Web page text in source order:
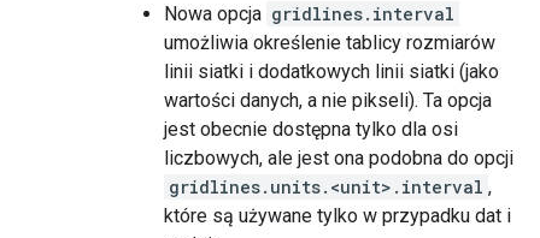
Nowa opcja gridlines.interval
umożliwia określenie tablicy rozmiarów
linii siatki i dodatkowych linii siatki (jako
wartości danych, a nie pikseli). Ta opcja
jest obecnie dostępna tylko dla osi
liczbowych, ale jest ona podobna do opcji
gridlines.units.<unit>.interval ,
które są używane tylko w przypadku dat i